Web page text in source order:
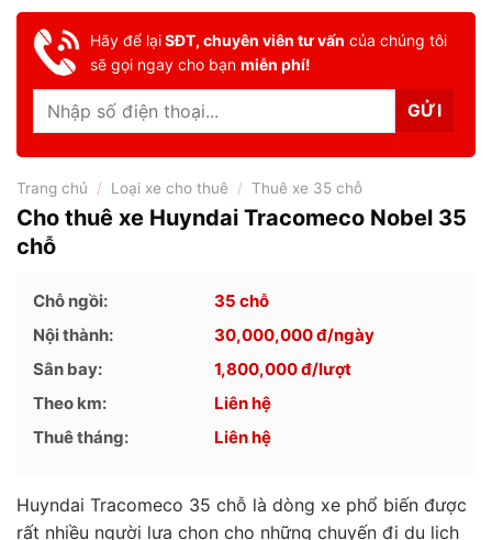
Hãy để lạiSĐT, chuyên viên tư vấn của chúng tôi
sẽ gọi ngay cho bạn miễn phí!
Trang chủ / Loại xe cho thuê / Thuê xe 35 chỗ
Cho thuê xe Huyndai Tracomeco Nobel 35
chỗ
Chỗ ngồi:
35 chỗ
Nội thành:
30,000,000đ/ngày
Sân bay:
1,800,000đ/lượt
Theo km:
Liên hệ
Thuê tháng:
Liên hệ
Huyndai Tracomeco 35 chỗ là dòng xe phổ biến được
rất nhiều người lựa chọn cho những chuyến đi du lịch